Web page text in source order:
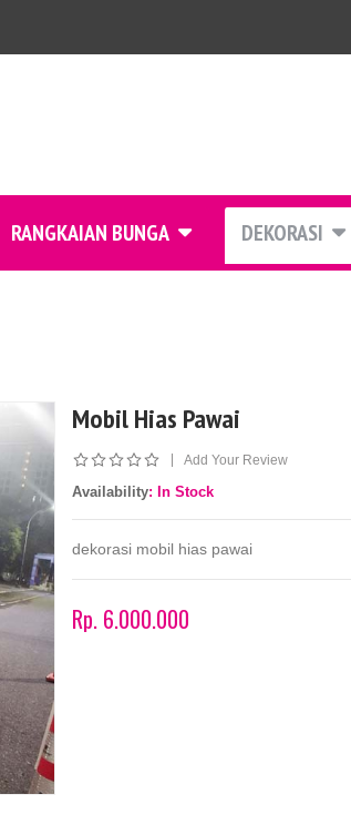
RANGKAIAN BUNGA DEKORASI
Mobil Hias Pawai
Add Your Review
Availability: In Stock
dekorasi mobil hias pawai
Rp. 6.000.000